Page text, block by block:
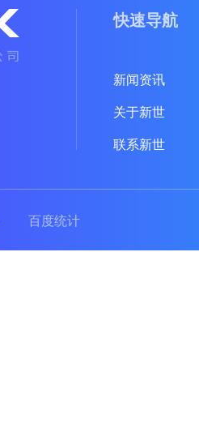
快速导航
新闻资讯
关于新世
联系新世
百度统计